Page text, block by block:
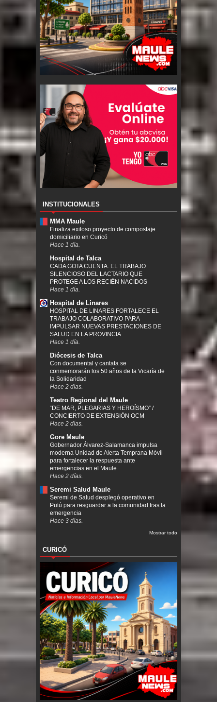
INSTITUCIONALES
MMA Maule
Finaliza exitoso proyecto de compostaje
domiciliario en Curicó
Hace 1 día.
Hospital de Talca
CADA GOTA CUENTA: EL TRABAJO
SILENCIOSO DEL LACTARIO QUE
PROTEGE A LOS RECIÉN NACIDOS
Hace 1 día.
Hospital de Linares
HOSPITAL DE LINARES FORTALECE EL
TRABAJO COLABORATIVO PARA
IMPULSAR NUEVAS PRESTACIONES DE
SALUD EN LA PROVINCIA
Hace 1 día.
Diócesis de Talca
Con documental y cantata se
conmemorarán los 50 años de la Vicaría de
la Solidaridad
Hace 2 días.
Teatro Regional del Maule
“DE MAR, PLEGARIAS Y HEROÍSMO” /
CONCIERTO DE EXTENSIÓN OCM
Hace 2 días.
Gore Maule
Gobernador Álvarez-Salamanca impulsa
moderna Unidad de Alerta Temprana Móvil
para fortalecer la respuesta ante
emergencias en el Maule
Hace 2 días.
Seremi Salud Maule
Seremi de Salud desplegó operativo en
Putú para resguardar a la comunidad tras la
emergencia
Hace 3 días.
Mostrar todo
CURICÓ